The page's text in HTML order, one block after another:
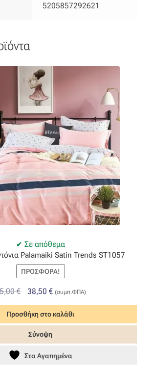
COLORE COLORI
5205857292621
Σε απόθεμα
Palamaiki Satin Trends ST1057
ΠΡΟΣΦΟΡΆ!
€
Original
price
was:
55,00 €.
38,50 €Η
τρέχουσα
τιμή
είναι:
(συμπ.ΦΠΑ)
Προσθήκη στο καλάθι
Σύνοψη
Στα Αγαπημένα